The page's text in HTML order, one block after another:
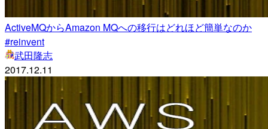
ActiveMQからAmazon MQへの移行はどれほど簡単なのか
#reinvent
武田隆志
2017.12.11